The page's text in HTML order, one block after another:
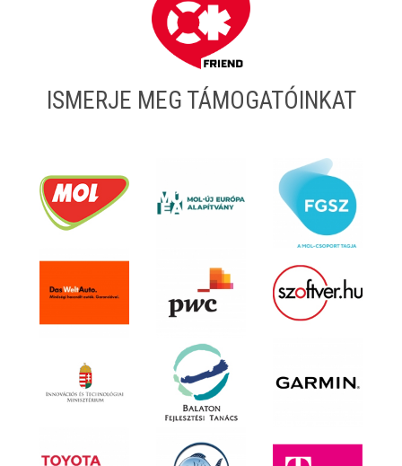
ISMERJE MEG TÁMOGATÓINKAT